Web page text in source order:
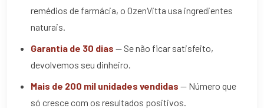
remédios de farmácia, o OzenVitta usa ingredientes
naturais.
Garantia de 30 dias — Se não ficar satisfeito,
devolvemos seu dinheiro.
Mais de 200 mil unidades vendidas — Número que
só cresce com os resultados positivos.